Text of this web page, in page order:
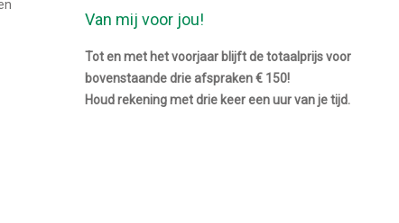
Van mij voor jou!
Tot en met het voorjaar blijft de totaalprijs voor
bovenstaande drie afspraken € 150!
Houd rekening met drie keer een uur van je tijd.